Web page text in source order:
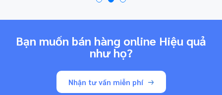
Bạn muốn bán hàng online Hiệu quả
như họ?
Nhận tư vấn miễn phí